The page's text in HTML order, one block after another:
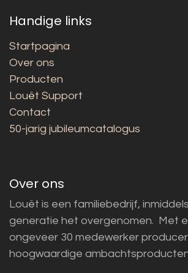
Handige links
Startpagina
Over ons
Producten
Louët Support
Contact
50-jarig jubileumcatalogus
Over ons
Louët is een familiebedrijf,
generatie het overgenomen. Met
ongeveer 30 medewerker
hoogwaardige